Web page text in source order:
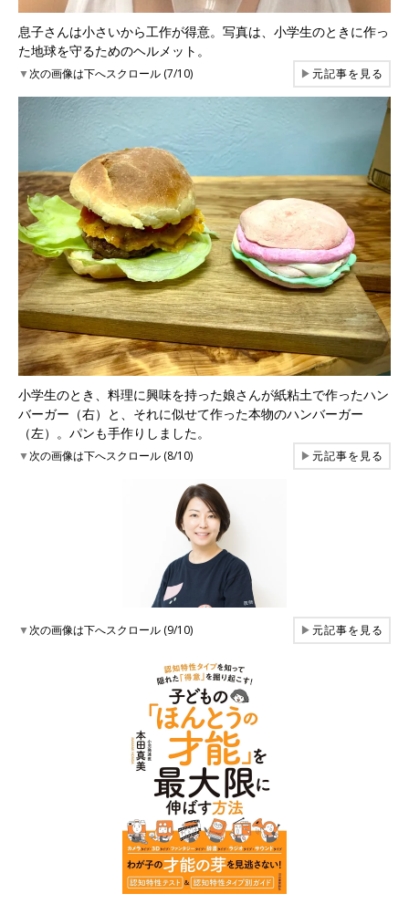
息子さんは小さいから工作が得意。写真は、小学生のときに作っ
た地球を守るためのヘルメット。
▼次の画像は下へスクロール (7/10) ▶元記事を見る
小学生のとき、料理に興味を持った娘さんが紙粘土で作ったハン
バーガー（右）と、それに似せて作った本物のハンバーガー
（左）。パンも手作りしました。
▼次の画像は下へスクロール (8/10) ▶元記事を見る
▼次の画像は下へスクロール (9/10) ▶元記事を見る